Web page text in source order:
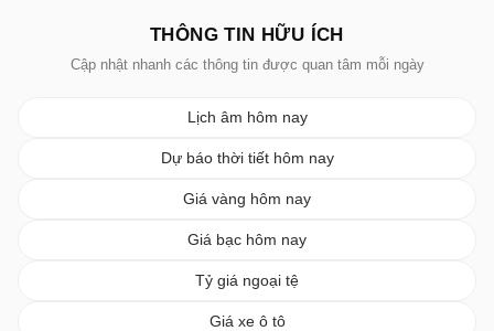
THÔNG TIN HỮU ÍCH
Cập nhật nhanh các thông tin được quan tâm mỗi ngày
Lịch âm hôm nay
Dự báo thời tiết hôm nay
Giá vàng hôm nay
Giá bạc hôm nay
Tỷ giá ngoại tệ
Giá xe ô tô